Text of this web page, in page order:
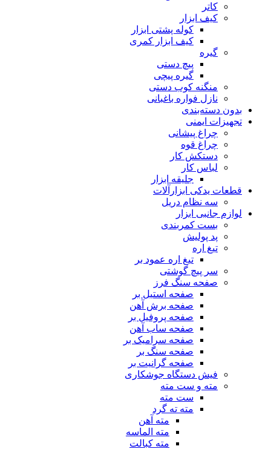
کاتر
کیف ابزار
کوله پشتی ابزار
کیف ابزار کمری
گیره
پیچ دستی
گیره پیچی
منگنه کوب دستی
نازل فواره باغبانی
بدون دسته‌بندی
تجهیزات ایمنی
چراغ پیشانی
چراغ قوه
دستکش کار
لباس کار
جلیقه ابزار
قطعات یدکی ابزارآلات
سه نظام دریل
لوازم جانبی ابزار
بست کمربندی
پد پولیش
تیغ اره
تیغ اره عمود بر
سر پیچ گوشتی
صفحه سنگ فرز
صفحه استیل بر
صفحه برش آهن
صفحه پروفیل بر
صفحه ساب آهن
صفحه سرامیک بر
صفحه سنگ بر
صفحه گرانیت بر
فیش دستگاه جوشکاری
مته و ست مته
ست مته
مته ته گرد
مته آهن
مته الماسه
مته کبالت